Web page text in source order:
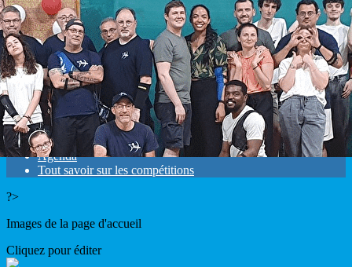
Exporter les lignes sélectionnées
Exporter toutes les colonnes
Exporter uniquement les colonnes affichées
Menu
<
>
Résultats
Mandats
Agenda
Tout savoir sur les compétitions
?>
Images de la page d'accueil
Cliquez pour éditer